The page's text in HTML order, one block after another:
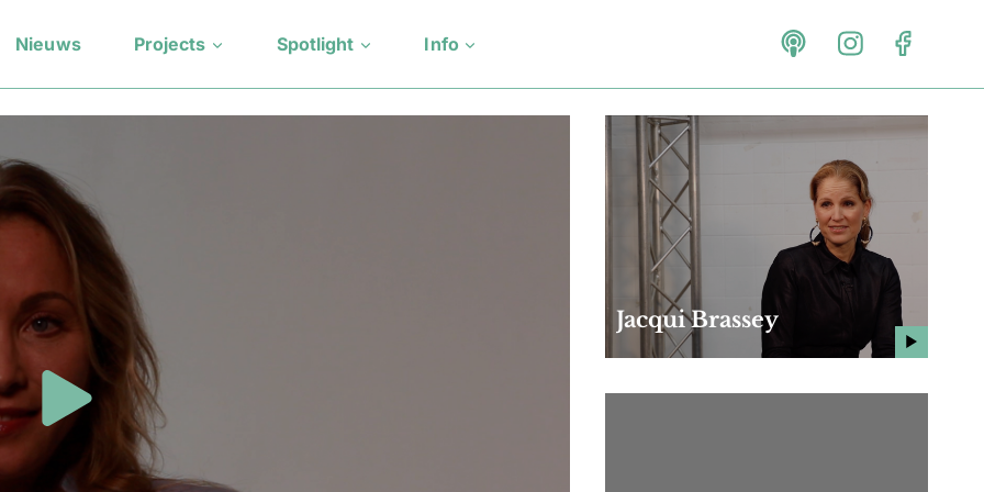
Nieuws Projects Spotlight Info
Jacqui Brassey